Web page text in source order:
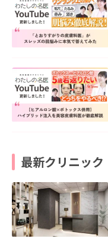
最新クリニック